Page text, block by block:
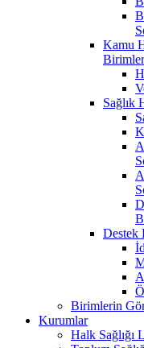
Kamu
Birimler
Sağlık
Destek
Birimlerin
Kurumlar
Halk Sağlığı